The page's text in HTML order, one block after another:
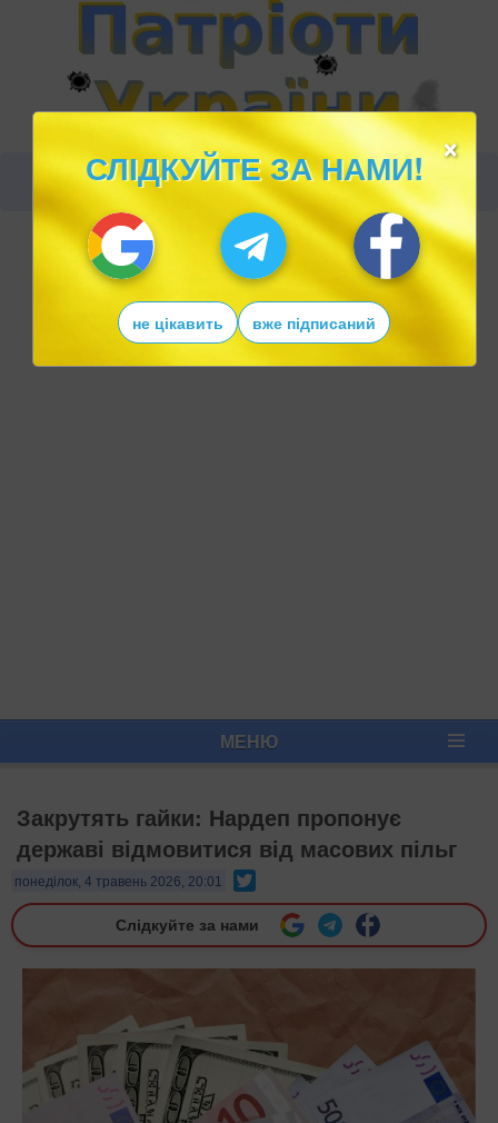
МЕНЮ
Закрутять гайки: Нардеп пропонує
державі відмовитися від масових пільг
понеділок, 4 травень 2026, 20:01
Слідкуйте за нами
×
СЛІДКУЙТЕ ЗА НАМИ!
не цікавить вже підписаний